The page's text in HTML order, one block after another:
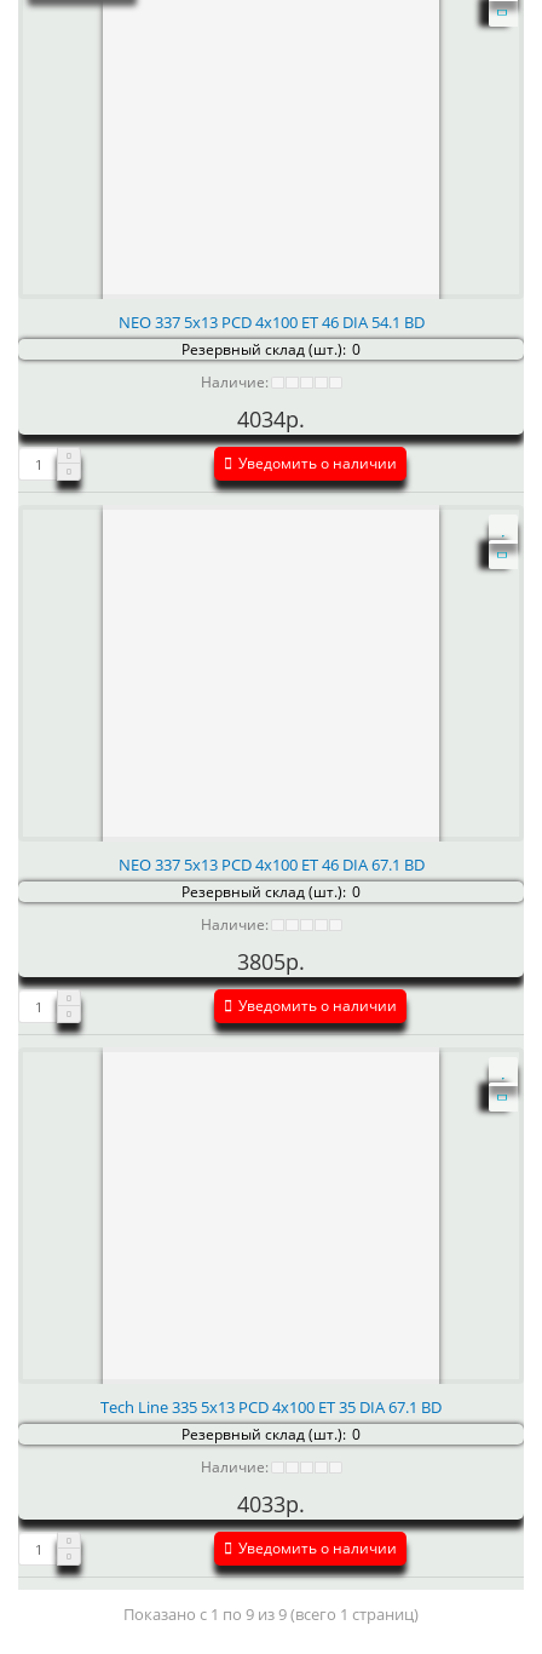
NEO 337 5x13 PCD 4x100 ET 46 DIA 54.1 BD
Резервный склад (шт.): 0
Наличие:
4034р.
Уведомить о наличии
NEO 337 5x13 PCD 4x100 ET 46 DIA 67.1 BD
Резервный склад (шт.): 0
Наличие:
3805р.
Уведомить о наличии
Tech Line 335 5x13 PCD 4x100 ET 35 DIA 67.1 BD
Резервный склад (шт.): 0
Наличие:
4033р.
Уведомить о наличии
Показано с 1 по 9 из 9 (всего 1 страниц)